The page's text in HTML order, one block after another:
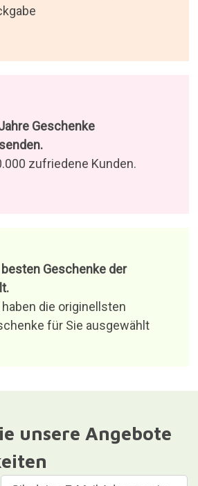
Geschenke
zufriedene Kunden.
besten Geschenke der
haben die originellsten
für Sie ausgewählt
unsere Angebote